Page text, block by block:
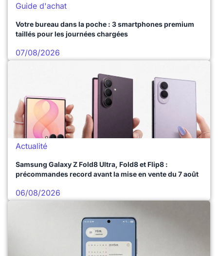
Guide d'achat
Votre bureau dans la poche : 3 smartphones premium
taillés pour les journées chargées
07/08/2026
Actualité
Samsung Galaxy Z Fold8 Ultra, Fold8 et Flip8 :
précommandes record avant la mise en vente du 7 août
06/08/2026